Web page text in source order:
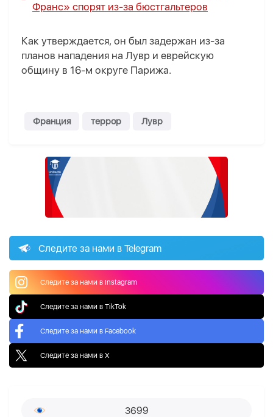
Франс» спорят из-за бюстгальтеров
Как утверждается, он был задержан из-за
планов нападения на Лувр и еврейскую
общину в 16-м округе Парижа.
Франция террор Лувр
Следите за нами в Telegram
Следите за нами в Instagram
Следите за нами в TikTok
Следите за нами в Facebook
Следите за нами в X
3699